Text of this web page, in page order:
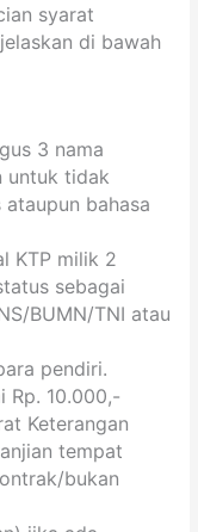
syarat
di bawah
3 nama
untuk tidak
ataupun bahasa
KTP milik 2
sebagai
BUMN/TNI atau
pendiri.
Rp. 10.000,-
Keterangan
tempat
bukan